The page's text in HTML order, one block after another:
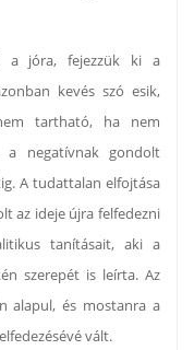
a jóra, fejezzük ki a
kevés szó esik,
tartható, ha nem
negatívnak gondolt
A tudattalan elfojtása
az ideje újra felfedezni
tanításait, aki a
szerepét is leírta. Az
alapul, és mostanra a
vált.